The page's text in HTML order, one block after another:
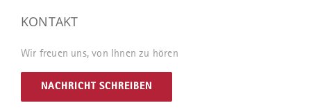
KONTAKT
Wir freuen uns, von Ihnen zu hören
NACHRICHT SCHREIBEN